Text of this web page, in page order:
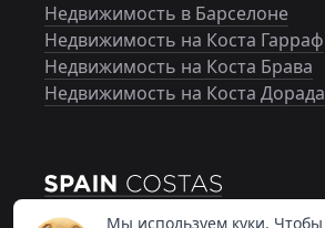
Недвижимость в Барселоне
Недвижимость на Коста Гарраф
Недвижимость на Коста Брава
Недвижимость на Коста Дорада
Мы используем куки. Чтобы